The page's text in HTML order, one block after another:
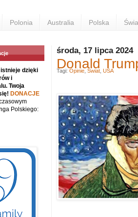
Polonia Australia Polska
środa, 17 lipca 2024
Donald
Tagi: Opinie Świat USA
dzięki
i
Twoja
DONACJE
Polskiego: